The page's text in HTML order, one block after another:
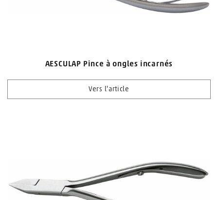
AESCULAP Pince à ongles incarnés
Vers l'article